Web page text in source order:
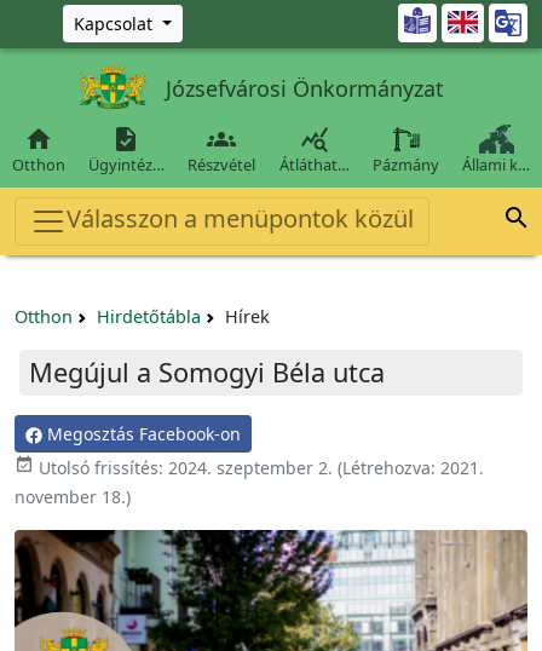
Ugrás a fő tartalomra
Kapcsolat 
Józsefvárosi Önkormányzat

Otthon

Ügyintéz…

Részvétel

Átláthat… Pázmány Állami k…
Válasszon a menüpontok közül 
Otthon Hirdetőtábla Hírek
Megújul a Somogyi Béla utca
Megosztás Facebook-on
 Utolsó frissítés: 2024. szeptember 2. (Létrehozva: 2021.
november 18.)